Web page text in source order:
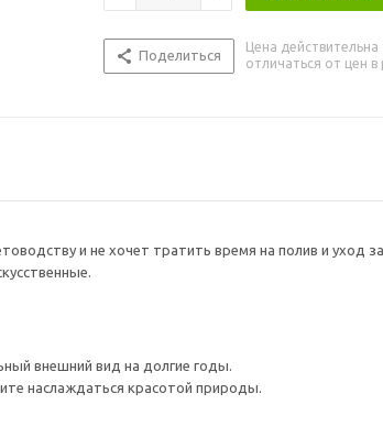
Поделиться
Цена
отличаться от цен
и не хочет тратить время на полив и
внешний вид на долгие годы.
наслаждаться красотой природы.